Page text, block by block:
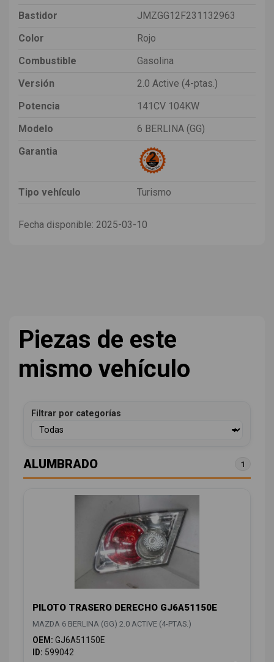
Bastidor
JMZGG12F231132963
Color
Rojo
Combustible
Gasolina
Versión
2.0 Active (4-ptas.)
Potencia
141CV 104KW
Modelo
6 BERLINA (GG)
Garantia
Tipo vehículo Turismo
Fecha disponible: 2025-03-10
Piezas de este
mismo vehículo
Filtrar por categorías
ALUMBRADO 1
PILOTO TRASERO DERECHO GJ6A51150E
MAZDA 6 BERLINA (GG) 2.0 ACTIVE (4-PTAS.)
OEM: GJ6A51150E
ID: 599042